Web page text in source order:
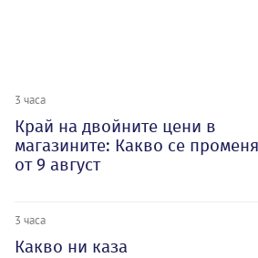
3 часа
Край на двойните цени в
магазините: Какво се променя
от 9 август
3 часа
Какво ни каза